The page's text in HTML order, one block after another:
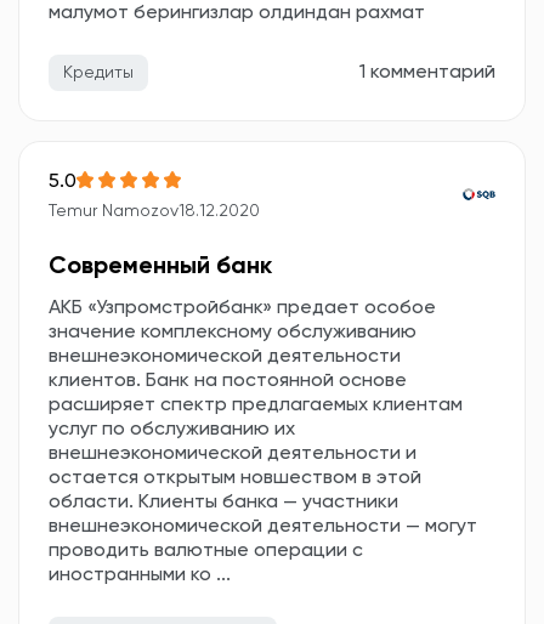
малумот берингизлар олдиндан рахмат
Кредиты 1 комментарий
5.0
Temur Namozov18.12.2020
Современный банк
АКБ «Узпромстройбанк» предает особое
значение комплексному обслуживанию
внешнеэкономической деятельности
клиентов. Банк на постоянной основе
расширяет спектр предлагаемых клиентам
услуг по обслуживанию их
внешнеэкономической деятельности и
остается открытым новшеством в этой
области. Клиенты банка — участники
внешнеэкономической деятельности — могут
проводить валютные операции с
иностранными ко ...